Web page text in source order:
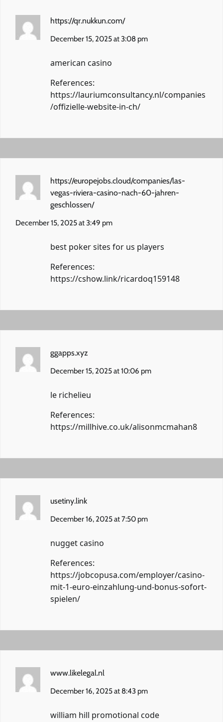
https://qr.nukkun.com/
December 15, 2025 at 3:08 pm
american casino
References:
https://lauriumconsultancy.nl/companies
/offizielle-website-in-ch/
https://europejobs.cloud/companies/las-
vegas-riviera-casino-nach-60-jahren-
geschlossen/
December 15, 2025 at 3:49 pm
best poker sites for us players
References:
https://cshow.link/ricardoq159148
ggapps.xyz
December 15, 2025 at 10:06 pm
le richelieu
References:
https://millhive.co.uk/alisonmcmahan8
usetiny.link
December 16, 2025 at 7:50 pm
nugget casino
References:
https://jobcopusa.com/employer/casino-
mit-1-euro-einzahlung-und-bonus-sofort-
spielen/
www.likelegal.nl
December 16, 2025 at 8:43 pm
william hill promotional code